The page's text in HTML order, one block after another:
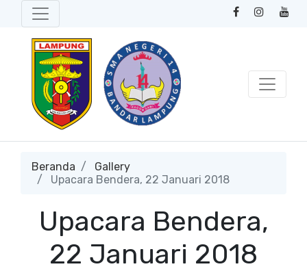
Beranda
Gallery
Upacara Bendera, 22 Januari 2018
Upacara Bendera,
22 Januari 2018